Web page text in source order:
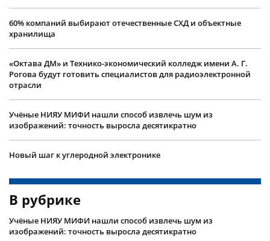
60% компаний выбирают отечественные СХД и объектные
хранилища
«Октава ДМ» и Технико-экономический колледж имени А. Г.
Рогова будут готовить специалистов для радиоэлектронной
отрасли
Учëные НИЯУ МИФИ нашли способ извлечь шум из
изображений: точность выросла десятикратно
Новый шаг к углеродной электронике
В рубрике
Учëные НИЯУ МИФИ нашли способ извлечь шум из
изображений: точность выросла десятикратно